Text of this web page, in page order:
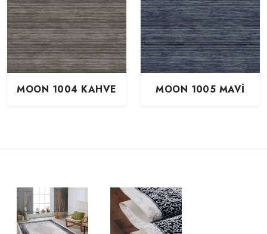
MOON 1004 KAHVE MOON 1005 MAVİ